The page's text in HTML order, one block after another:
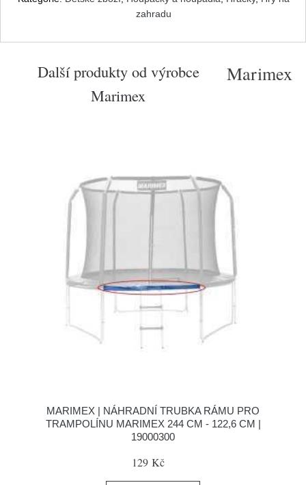
zahradu
Další produkty od výrobce
Marimex
Marimex
MARIMEX | NÁHRADNÍ TRUBKA RÁMU PRO
TRAMPOLÍNU MARIMEX 244 CM - 122,6 CM |
19000300
129 Kč